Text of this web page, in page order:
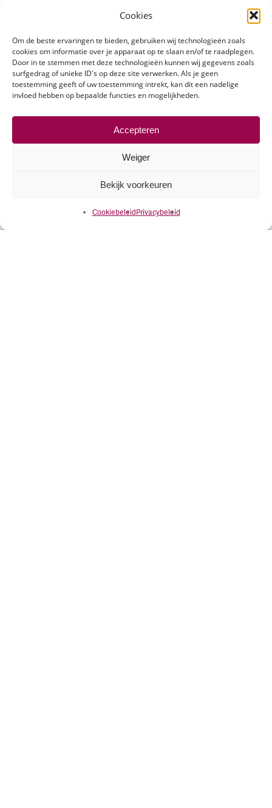
Cookies
Om de beste ervaringen te bieden, gebruiken wij technologieën zoals
cookies om informatie over je apparaat op te slaan en/of te raadplegen.
Door in te stemmen met deze technologieën kunnen wij gegevens zoals
surfgedrag of unieke ID's op deze site verwerken. Als je geen
toestemming geeft of uw toestemming intrekt, kan dit een nadelige
invloed hebben op bepaalde functies en mogelijkheden.
Accepteren
Weiger
Bekijk voorkeuren
CookiebeleidPrivacybeleid